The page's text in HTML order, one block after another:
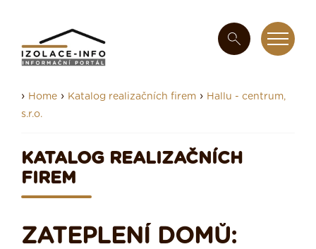
› Home › Katalog realizačních firem › Hallu - centrum,
s.r.o.
KATALOG REALIZAČNÍCH
FIREM
ZATEPLENÍ DOMŮ: